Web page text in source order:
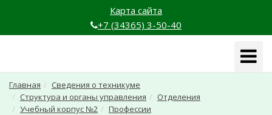
Карта сайта
+7 (34365) 3-50-40
Главная
Сведения о техникуме
Структура и органы управления
Отделения
Учебный корпус №2
Профессии